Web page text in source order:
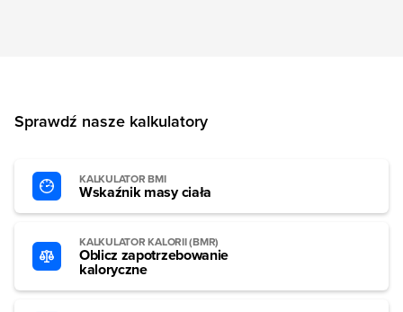
Sprawdź nasze kalkulatory
KALKULATOR BMI
Wskaźnik masy ciała
KALKULATOR KALORII (BMR)
Oblicz zapotrzebowanie
kaloryczne